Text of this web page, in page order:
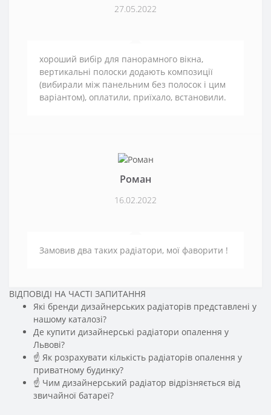
27.05.2022
хороший вибір для панорамного вікна,
вертикальні полоски додають композиції
(вибирали між панельним без полосок і цим
варіантом), оплатили, приїхало, встановили.
Роман
16.02.2022
Замовив два таких радіатори, мої фаворити !
ВІДПОВІДІ НА ЧАСТІ ЗАПИТАННЯ
Які бренди дизайнерських радіаторів представлені у
нашому каталозі?
Де купити дизайнерські радіатори опалення у
Львові?
☝ Як розрахувати кількість радіаторів опалення у
приватному будинку?
☝ Чим дизайнерський радіатор відрізняється від
звичайної батареї?